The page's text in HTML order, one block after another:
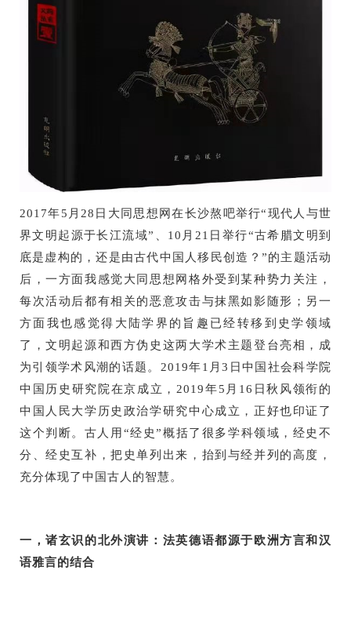
2017年5月28日大同思想网在长沙熬吧举行“现代人与世
界文明起源于长江流域”、10月21日举行“古希腊文明到
底是虚构的，还是由古代中国人移民创造？”的主题活动
后，一方面我感觉大同思想网格外受到某种势力关注，
每次活动后都有相关的恶意攻击与抹黑如影随形；另一
方面我也感觉得大陆学界的旨趣已经转移到史学领域
了，文明起源和西方伪史这两大学术主题登台亮相，成
为引领学术风潮的话题。2019年1月3日中国社会科学院
中国历史研究院在京成立，2019年5月16日秋风领衔的
中国人民大学历史政治学研究中心成立，正好也印证了
这个判断。古人用“经史”概括了很多学科领域，经史不
分、经史互补，把史单列出来，抬到与经并列的高度，
充分体现了中国古人的智慧。
一，诸玄识的北外演讲：法英德语都源于欧洲方言和汉
语雅言的结合